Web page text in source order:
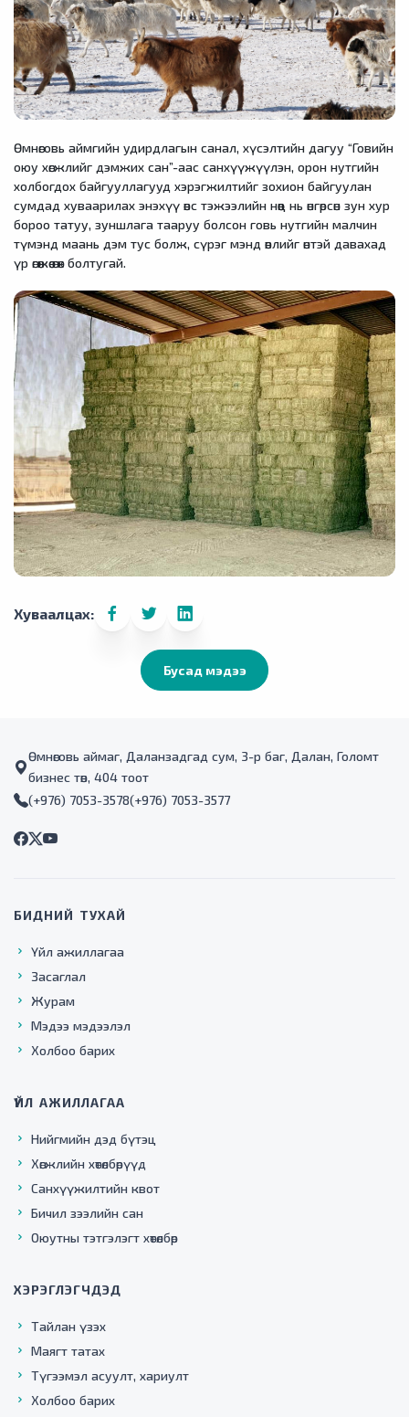
Өмнөговь аймгийн удирдлагын санал, хүсэлтийн дагуу “Говийн
оюу хөгжлийг дэмжих сан”-аас санхүүжүүлэн, орон нутгийн
холбогдох байгууллагууд хэрэгжилтийг зохион байгуулан
сумдад хуваарилах энэхүү өвс тэжээлийн нөөц нь өнгөрсөн зун хур
бороо татуу, зуншлага тааруу болсон говь нутгийн малчин
түмэнд маань дэм тус болж, сүрэг мэнд өвлийг өнтэй давахад
үр өгөөжөө өгөх болтугай.
Хуваалцах:
Бусад мэдээ
Өмнөговь аймаг, Даланзадгад сум, 3-р баг, Далан, Голомт
бизнес төв, 404 тоот
(+976) 7053-3578(+976) 7053-3577
БИДНИЙ ТУХАЙ
Үйл ажиллагаа
Засаглал
Журам
Мэдээ мэдээлэл
Холбоо барих
ҮЙЛ АЖИЛЛАГАА
Нийгмийн дэд бүтэц
Хөгжлийн хөтөлбөрүүд
Санхүүжилтийн квот
Бичил зээлийн сан
Оюутны тэтгэлэгт хөтөлбөр
ХЭРЭГЛЭГЧДЭД
Тайлан үзэх
Маягт татах
Түгээмэл асуулт, хариулт
Холбоо барих